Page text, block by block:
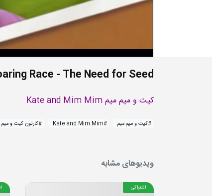
Race - The Need for Seed
کیت و میم میم Kate and Mim Mim
#کیت و میم میم #
Kate and Mim Mim
#کارتون کیت و میم
ویدیوهای مشابه
اشتراکی